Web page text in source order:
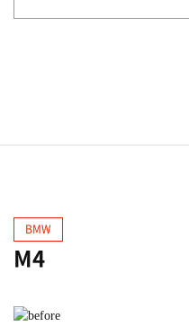
BMW
M4